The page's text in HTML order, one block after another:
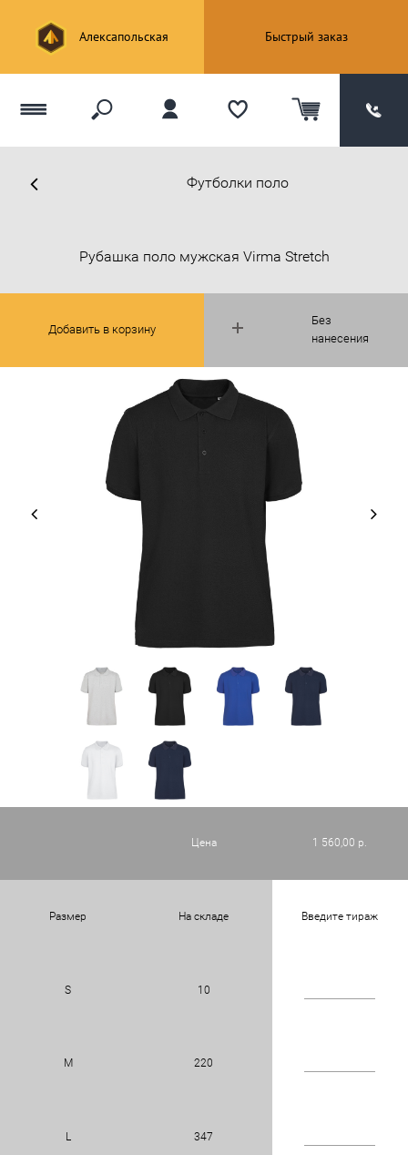
Алексапольская Быстрый заказ
Футболки поло
Без
нанесения
Рубашка поло мужская Virma Stretch
Добавить в корзину
Цена 1 560,00 р.
Размер На складе Введите тираж
S 10
M 220
L 347